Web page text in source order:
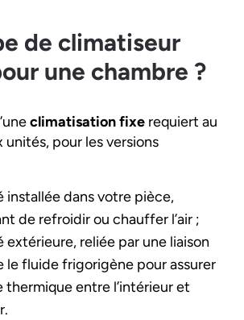
de climatiseur
une chambre ?
climatisation fixe requiert au
unités, pour les versions
installée dans votre pièce,
de refroidir ou chauffer l’air ;
extérieure, reliée par une liaison
le fluide frigorigène pour assurer
thermique entre l’intérieur et